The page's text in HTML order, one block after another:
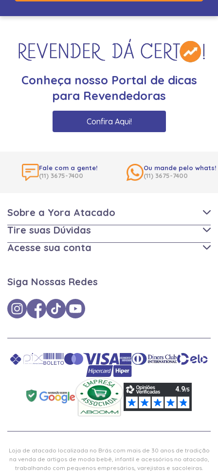
Conheça nosso Portal de dicas
para Revendedoras
Confira Aqui!
Fale com a gente!
(11) 3675-7400
Ou mande pelo whats!
(11) 3675-7400
Sobre a Yora Atacado
Tire suas Dúvidas
Acesse sua conta
Siga Nossas Redes
Loja de atacado localizada no Brás com mais de 30 anos de tradição
na venda de artigos de moda bebê, infantil e acessórios no atacado,
trabalhando com pequenos empresários, varejistas e sacoleiras.